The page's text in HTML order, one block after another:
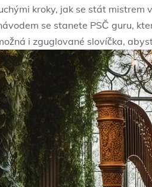
kroky, jak se stát‍ mistrem
se stanete PSČ guru,
⁣i zguglované slovíčka,‌